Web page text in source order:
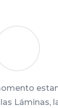
Láminas,